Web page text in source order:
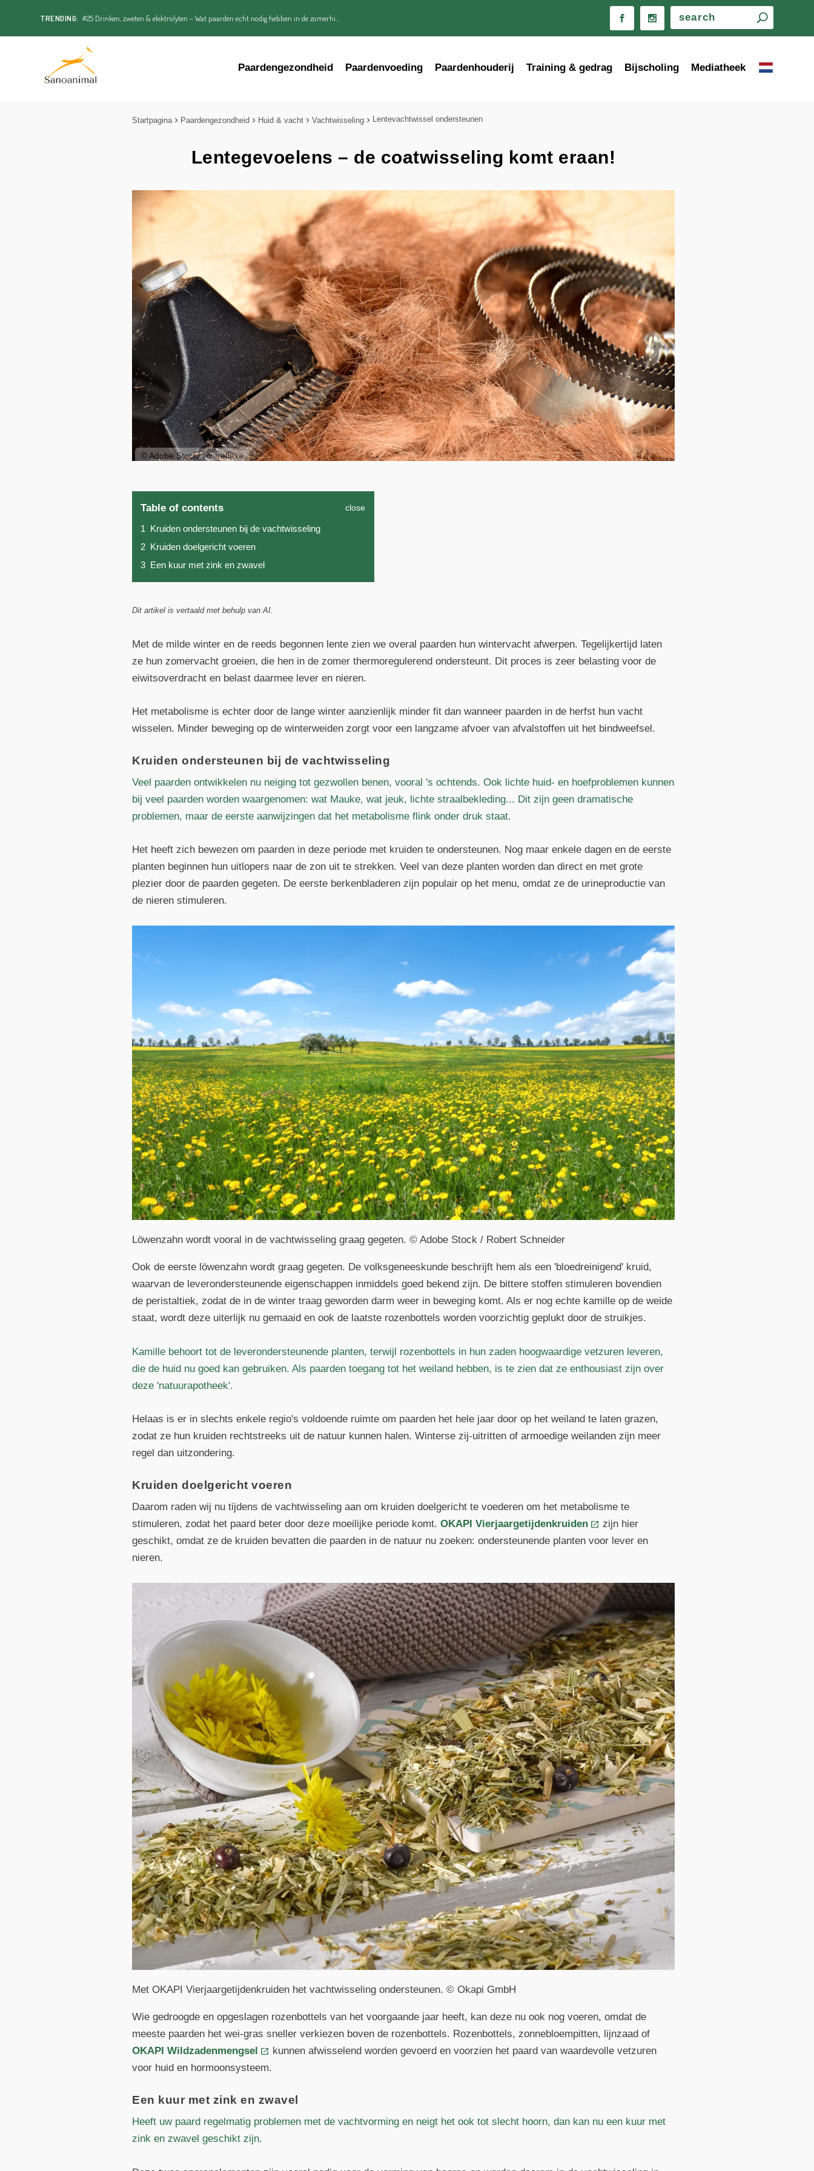
TRENDING: #25 Drinken, zweten & elektrolyten – Wat paarden echt nodig hebben in de zomerhi...
Paardengezondheid Paardenvoeding Paardenhouderij Training & gedrag Bijscholing Mediatheek
Startpagina Paardengezondheid Huid & vacht Vachtwisseling Lentevachtwissel ondersteunen
Lentegevoelens – de coatwisseling komt eraan!
© Adobe Stock/ lichtreflexe
Table of contents close
1 Kruiden ondersteunen bij de vachtwisseling
2 Kruiden doelgericht voeren
3 Een kuur met zink en zwavel
Dit artikel is vertaald met behulp van AI.
Met de milde winter en de reeds begonnen lente zien we overal paarden hun wintervacht afwerpen. Tegelijkertijd laten
ze hun zomervacht groeien, die hen in de zomer thermoregulerend ondersteunt. Dit proces is zeer belasting voor de
eiwitsoverdracht en belast daarmee lever en nieren.
Het metabolisme is echter door de lange winter aanzienlijk minder fit dan wanneer paarden in de herfst hun vacht
wisselen. Minder beweging op de winterweiden zorgt voor een langzame afvoer van afvalstoffen uit het bindweefsel.
Kruiden ondersteunen bij de vachtwisseling
Veel paarden ontwikkelen nu neiging tot gezwollen benen, vooral 's ochtends. Ook lichte huid- en hoefproblemen kunnen
bij veel paarden worden waargenomen: wat Mauke, wat jeuk, lichte straalbekleding... Dit zijn geen dramatische
problemen, maar de eerste aanwijzingen dat het metabolisme flink onder druk staat.
Het heeft zich bewezen om paarden in deze periode met kruiden te ondersteunen. Nog maar enkele dagen en de eerste
planten beginnen hun uitlopers naar de zon uit te strekken. Veel van deze planten worden dan direct en met grote
plezier door de paarden gegeten. De eerste berkenbladeren zijn populair op het menu, omdat ze de urineproductie van
de nieren stimuleren.
Löwenzahn wordt vooral in de vachtwisseling graag gegeten. © Adobe Stock / Robert Schneider
Ook de eerste löwenzahn wordt graag gegeten. De volksgeneeskunde beschrijft hem als een 'bloedreinigend' kruid,
waarvan de leverondersteunende eigenschappen inmiddels goed bekend zijn. De bittere stoffen stimuleren bovendien
de peristaltiek, zodat de in de winter traag geworden darm weer in beweging komt. Als er nog echte kamille op de weide
staat, wordt deze uiterlijk nu gemaaid en ook de laatste rozenbottels worden voorzichtig geplukt door de struikjes.
Kamille behoort tot de leverondersteunende planten, terwijl rozenbottels in hun zaden hoogwaardige vetzuren leveren,
die de huid nu goed kan gebruiken. Als paarden toegang tot het weiland hebben, is te zien dat ze enthousiast zijn over
deze 'natuurapotheek'.
Helaas is er in slechts enkele regio's voldoende ruimte om paarden het hele jaar door op het weiland te laten grazen,
zodat ze hun kruiden rechtstreeks uit de natuur kunnen halen. Winterse zij-uitritten of armoedige weilanden zijn meer
regel dan uitzondering.
Kruiden doelgericht voeren
Daarom raden wij nu tijdens de vachtwisseling aan om kruiden doelgericht te voederen om het metabolisme te
stimuleren, zodat het paard beter door deze moeilijke periode komt.OKAPI Vierjaargetijdenkruiden
zijn hier
geschikt, omdat ze de kruiden bevatten die paarden in de natuur nu zoeken: ondersteunende planten voor lever en
nieren.
Met OKAPI Vierjaargetijdenkruiden het vachtwisseling ondersteunen. © Okapi GmbH
Wie gedroogde en opgeslagen rozenbottels van het voorgaande jaar heeft, kan deze nu ook nog voeren, omdat de
meeste paarden het wei-gras sneller verkiezen boven de rozenbottels. Rozenbottels, zonnebloempitten, lijnzaad of
OKAPI Wildzadenmengsel
kunnen afwisselend worden gevoerd en voorzien het paard van waardevolle vetzuren
voor huid en hormoonsysteem.
Een kuur met zink en zwavel
Heeft uw paard regelmatig problemen met de vachtvorming en neigt het ook tot slecht hoorn, dan kan nu een kuur met
zink en zwavel geschikt zijn.